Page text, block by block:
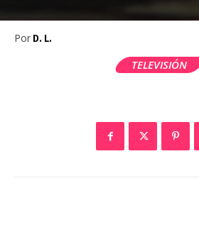
Por D. L.
TELEVISIÓN